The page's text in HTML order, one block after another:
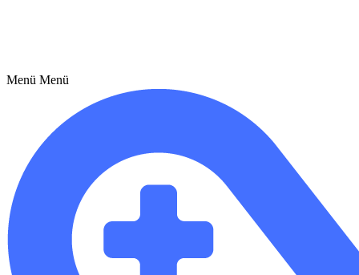
Menü Menü